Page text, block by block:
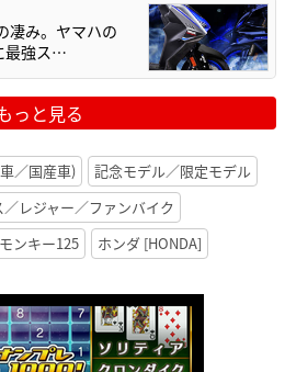
凄み。ヤマハの
最強ス…
っと見る
／国産車)
記念モデル／限定モデル
レジャー／ファンバイク
モンキー125 ホンダ [HONDA]